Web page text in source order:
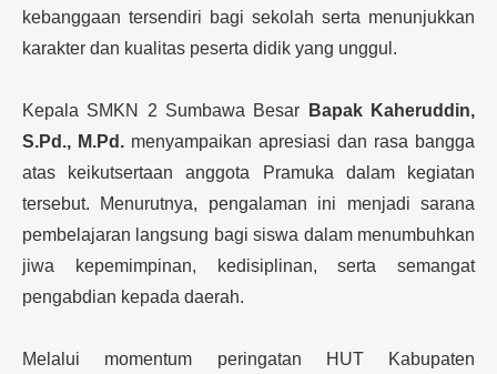
kebanggaan tersendiri bagi sekolah serta menunjukkan
karakter dan kualitas peserta didik yang unggul.
Kepala SMKN 2 Sumbawa Besar
Bapak Kaheruddin,
S.Pd., M.Pd. menyampaikan apresiasi dan rasa bangga
atas keikutsertaan anggota Pramuka dalam kegiatan
tersebut. Menurutnya, pengalaman ini menjadi sarana
pembelajaran langsung bagi siswa dalam menumbuhkan
jiwa kepemimpinan, kedisiplinan, serta semangat
pengabdian kepada daerah.
Melalui momentum peringatan HUT Kabupaten